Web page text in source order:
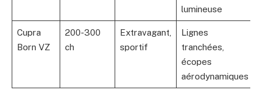
lumineuse
Cupra
Born VZ
200-300
ch
Extravagant,
sportif
Lignes
tranchées,
écopes
aérodynamiques